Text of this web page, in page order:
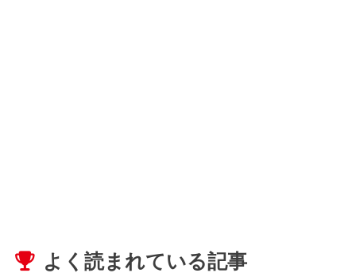
よく読まれている記事